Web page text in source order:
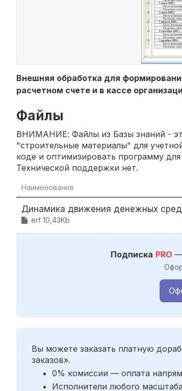
Внешняя обработка для
расчетном счете и в кассе
Файлы
ВНИМАНИЕ: Файлы из Базы знаний -
"строительные материалы" для
коде и оптимизировать программу
Технической поддержки нет.
Наименование
Динамика движения денежных
.erf 10,43Kb
Подписка PRO —
Вы можете заказать платную
заказов».
0% комиссии — оплата
Исполнители любого